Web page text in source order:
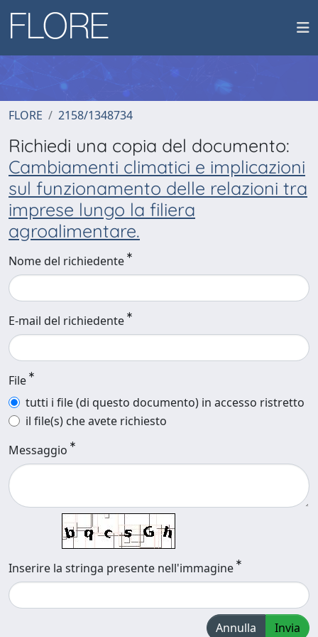
FLORE 2158/1348734
Richiedi una copia del documento:
Cambiamenti climatici e implicazioni
sul funzionamento delle relazioni tra
imprese lungo la filiera
agroalimentare.
Nome del richiedente
E-mail del richiedente
File
tutti i file (di questo documento) in accesso ristretto
il file(s) che avete richiesto
Messaggio
Inserire la stringa presente nell'immagine
Annulla Invia